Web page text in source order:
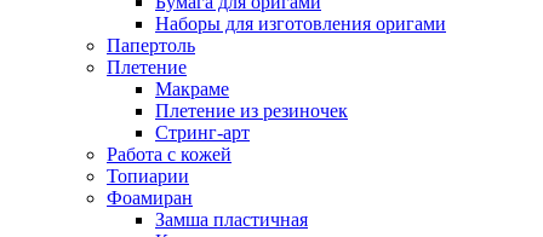
Наборы для изготовления оригами
Папертоль
Плетение
Макраме
Плетение из резиночек
Стринг-арт
Работа с кожей
Топиарии
Фоамиран
Замша пластичная